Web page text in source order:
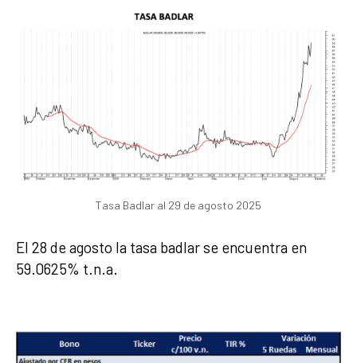
Tasa Badlar al 29 de agosto 2025
El 28 de agosto la tasa badlar se encuentra en
59.0625% t.n.a.